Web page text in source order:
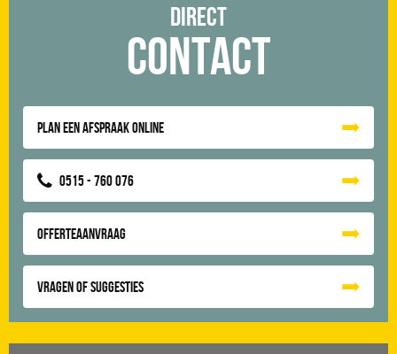
Direct
Contact
Plan een afspraak online
0515 - 760 076
Offerteaanvraag
Vragen of suggesties